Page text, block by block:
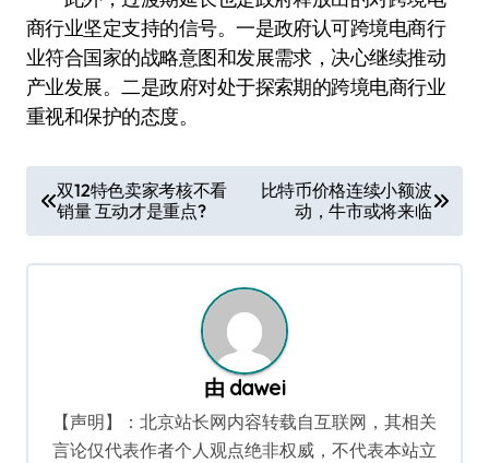
商行业坚定支持的信号。一是政府认可跨境电商行
业符合国家的战略意图和发展需求，决心继续推动
产业发展。二是政府对处于探索期的跨境电商行业
重视和保护的态度。
章
导
双12特色卖家考核不看
销量 互动才是重点?
比特币价格连续小额波
动，牛市或将来临
由 dawei
【声明】：北京站长网内容转载自互联网，其相关
言论仅代表作者个人观点绝非权威，不代表本站立